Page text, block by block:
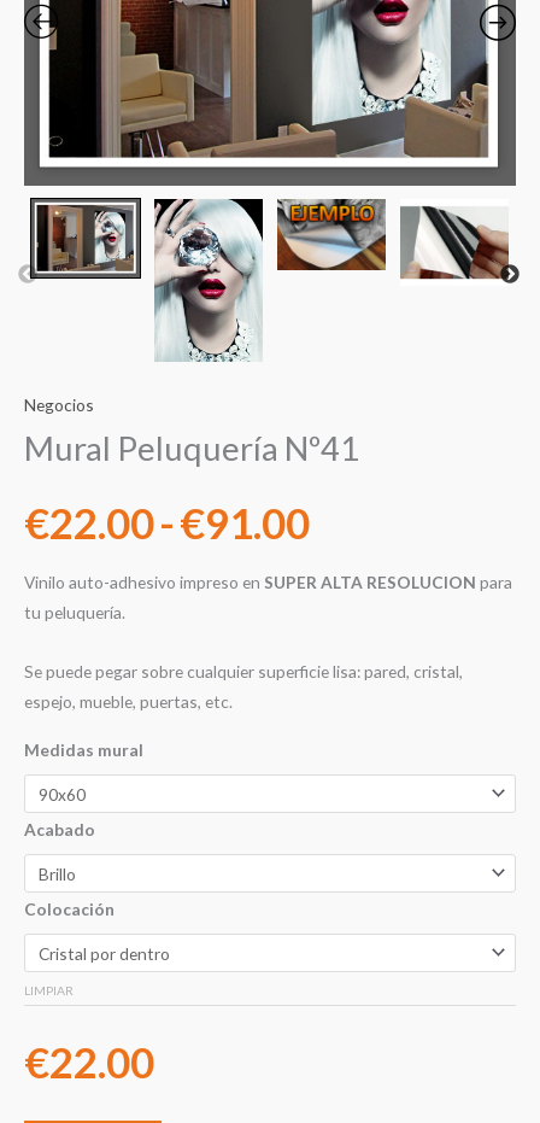
Negocios
Mural Peluquería Nº41
€22.00-€91.00
precios:
desde
€22.00
hasta
Vinilo auto-adhesivo impreso en SUPER ALTA RESOLUCION para
tu peluquería.
Se puede pegar sobre cualquier superficie lisa: pared, cristal,
espejo, mueble, puertas, etc.
Medidas mural
Acabado
Colocación
LIMPIAR
€22.00